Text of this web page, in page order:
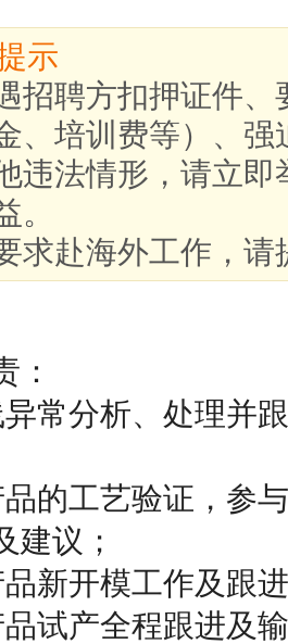
示
招聘方扣押证件
、培训费等）、
违法情形，请立
。
求赴海外工作，
：
常分析、处理并
的工艺验证，参
建议；
新开模工作及跟
试产全程跟进及